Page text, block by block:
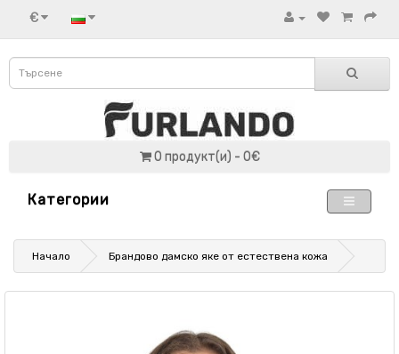
€
0 продукт(и) - 0€
Категории
Начало Брандово дамско яке от естествена кожа